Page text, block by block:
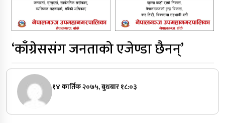
‘काँग्रेससंग जनताको एजेण्डा छैनन्’
१४ कार्तिक २०७५, बुधबार १८:०३